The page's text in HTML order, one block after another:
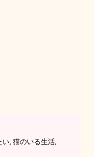
い,猫のいる生活,